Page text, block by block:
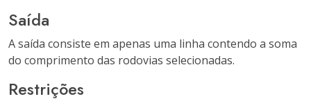
Saída
A saída consiste em apenas uma linha contendo a soma
do comprimento das rodovias selecionadas.
Restrições